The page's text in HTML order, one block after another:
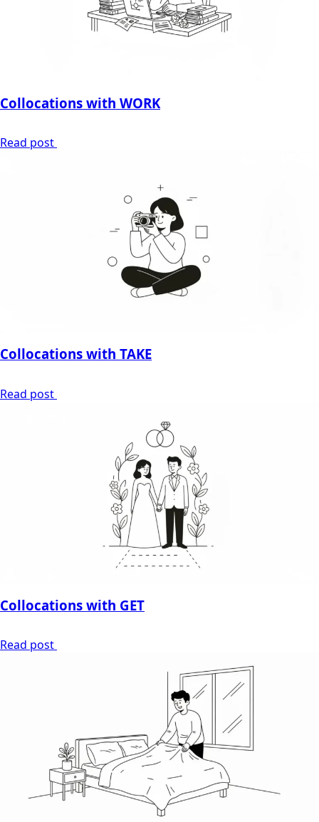
Collocations with WORK
Read post
Collocations with TAKE
Read post
Collocations with GET
Read post